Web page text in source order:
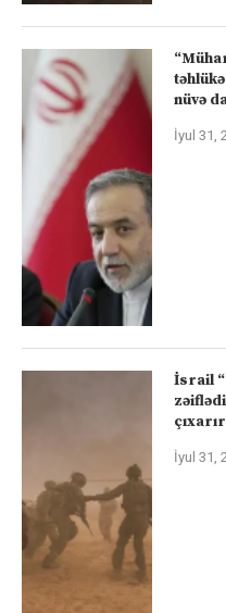
nüvə
İyul 31,
İsrail
çıxarır
İyul 31,